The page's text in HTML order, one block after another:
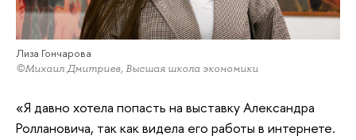
Лиза Гончарова
©Михаил Дмитриев, Высшая школа экономики
«Я давно хотела попасть на выставку Александра
Роллановича, так как видела его работы в интернете.